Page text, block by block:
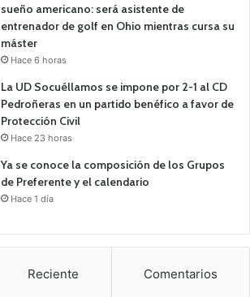
sueño americano: será asistente de
entrenador de golf en Ohio mientras cursa su
máster
Hace 6 horas
La UD Socuéllamos se impone por 2-1 al CD
Pedroñeras en un partido benéfico a favor de
Protección Civil
Hace 23 horas
Ya se conoce la composición de los Grupos
de Preferente y el calendario
Hace 1 día
Reciente Comentarios